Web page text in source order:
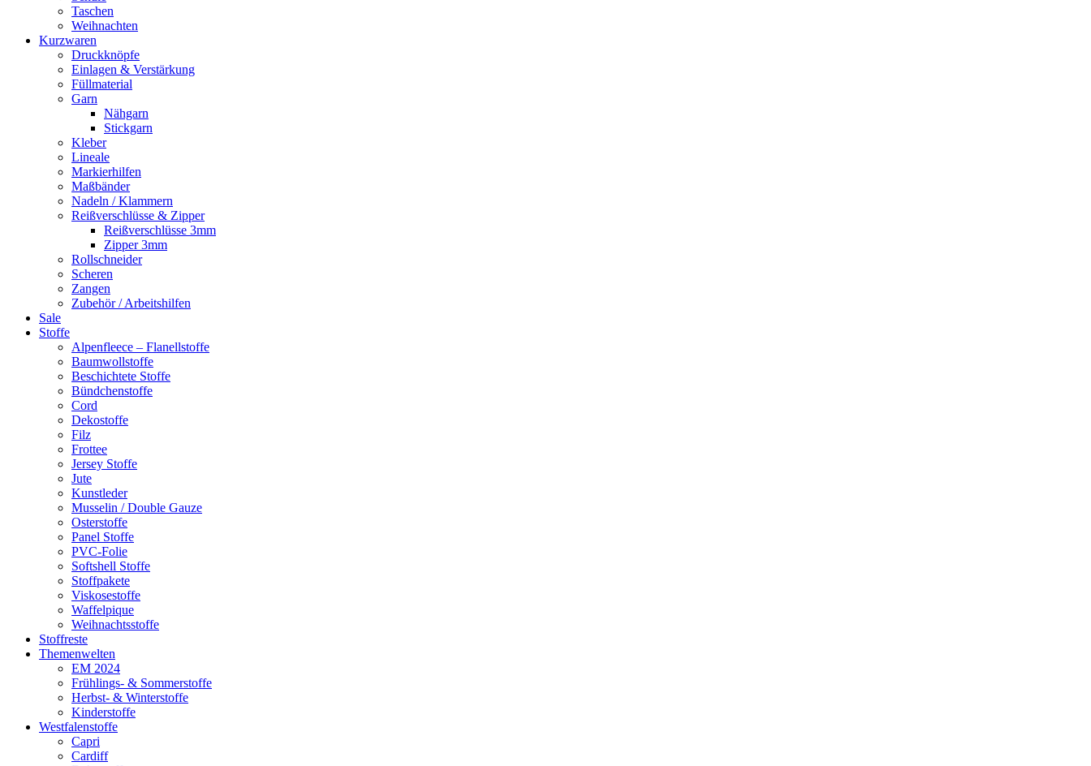
Taschen
Weihnachten
Kurzwaren
Druckknöpfe
Einlagen & Verstärkung
Füllmaterial
Garn
Nähgarn
Stickgarn
Kleber
Lineale
Markierhilfen
Maßbänder
Nadeln / Klammern
Reißverschlüsse & Zipper
Reißverschlüsse 3mm
Zipper 3mm
Rollschneider
Scheren
Zangen
Zubehör / Arbeitshilfen
Sale
Stoffe
Alpenfleece – Flanellstoffe
Baumwollstoffe
Beschichtete Stoffe
Bündchenstoffe
Cord
Dekostoffe
Filz
Frottee
Jersey Stoffe
Jute
Kunstleder
Musselin / Double Gauze
Osterstoffe
Panel Stoffe
PVC-Folie
Softshell Stoffe
Stoffpakete
Viskosestoffe
Waffelpique
Weihnachtsstoffe
Stoffreste
Themenwelten
EM 2024
Frühlings- & Sommerstoffe
Herbst- & Winterstoffe
Kinderstoffe
Westfalenstoffe
Capri
Cardiff